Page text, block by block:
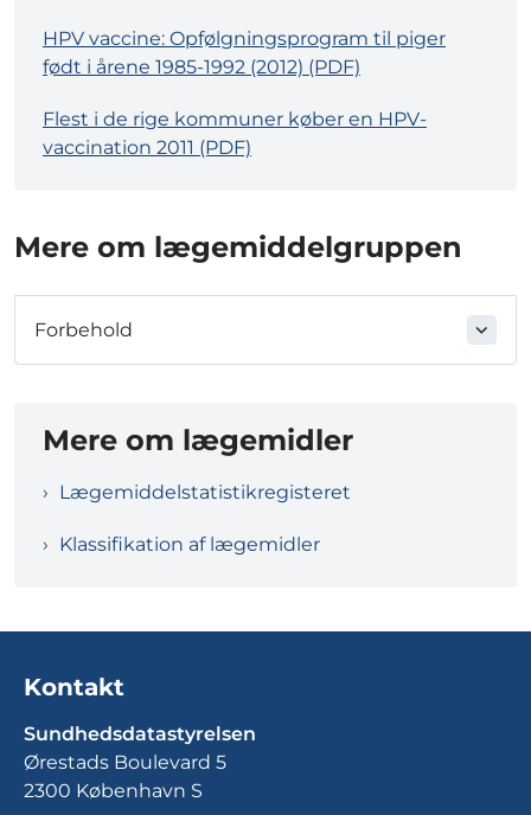
HPV vaccine: Opfølgningsprogram til piger
født i årene 1985-1992 (2012) (PDF)
Flest i de rige kommuner køber en HPV-
vaccination 2011 (PDF)
Mere om lægemiddelgruppen
Forbehold
Mere om lægemidler
Lægemiddelstatistikregisteret
Klassifikation af lægemidler
Kontakt
Sundhedsdatastyrelsen
Ørestads Boulevard 5
2300 København S